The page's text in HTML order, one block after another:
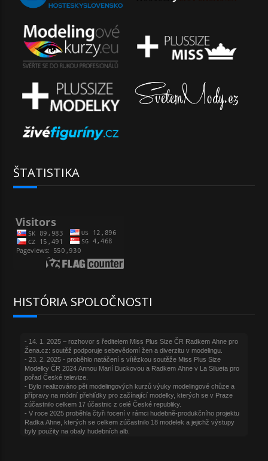
ŠTATISTIKA
HISTÓRIA SPOLOČNOSTI